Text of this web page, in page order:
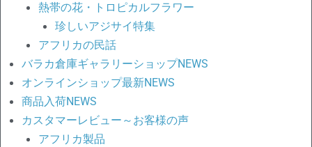
熱帯の花・トロピカルフラワー
珍しいアジサイ特集
アフリカの民話
バラカ倉庫ギャラリーショップNEWS
オンラインショップ最新NEWS
商品入荷NEWS
カスタマーレビュー～お客様の声
アフリカ製品